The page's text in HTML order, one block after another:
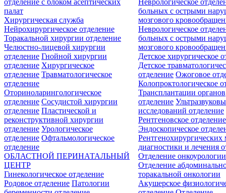
палат
больных с острыми
мозгового
Неврологическое
больных с острыми
мозгового
Хирургическая служба
Нейрохирургическое отделение
Торакальной хирургии отделение
Челюстно-лицевой хирургии
отделение Гнойной хирургии
отделение Хирургическое
отделение Травматологическое
отделение
Оториноларингологическое
отделение Сосудистой хирургии
отделение Пластической и
реконструктивной хирургии
отделение Урологическое
отделение Офтальмологическое
отделение
Детское хирургическое
Детское
отделение Ожоговое
Колопроктологическое
Трансплантации органов
отделение
исследований отделение
Рентгеновское отделение
Эндоскопическое
Рентгенохирургических
диагностики и лечения
Отделение онкоурологии
Отделение
торакальной онкологии
ОБЛАСТНОЙ ПЕРИНАТАЛЬНЫЙ
ЦЕНТР
Гинекологическое отделение
Родовое отделение Патологии
Акушерское